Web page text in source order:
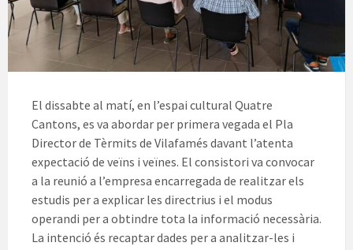
El dissabte al matí, en l’espai cultural Quatre
Cantons, es va abordar per primera vegada el Pla
Director de Tèrmits de Vilafamés davant l’atenta
expectació de veïns i veïnes. El consistori va convocar
a la reunió a l’empresa encarregada de realitzar els
estudis per a explicar les directrius i el modus
operandi per a obtindre tota la informació necessària.
La intenció és recaptar dades per a analitzar-les i